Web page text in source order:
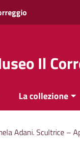
Il
La collezione
Adani. Scultrice –